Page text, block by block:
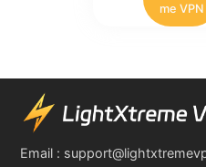
me VPN
Email :